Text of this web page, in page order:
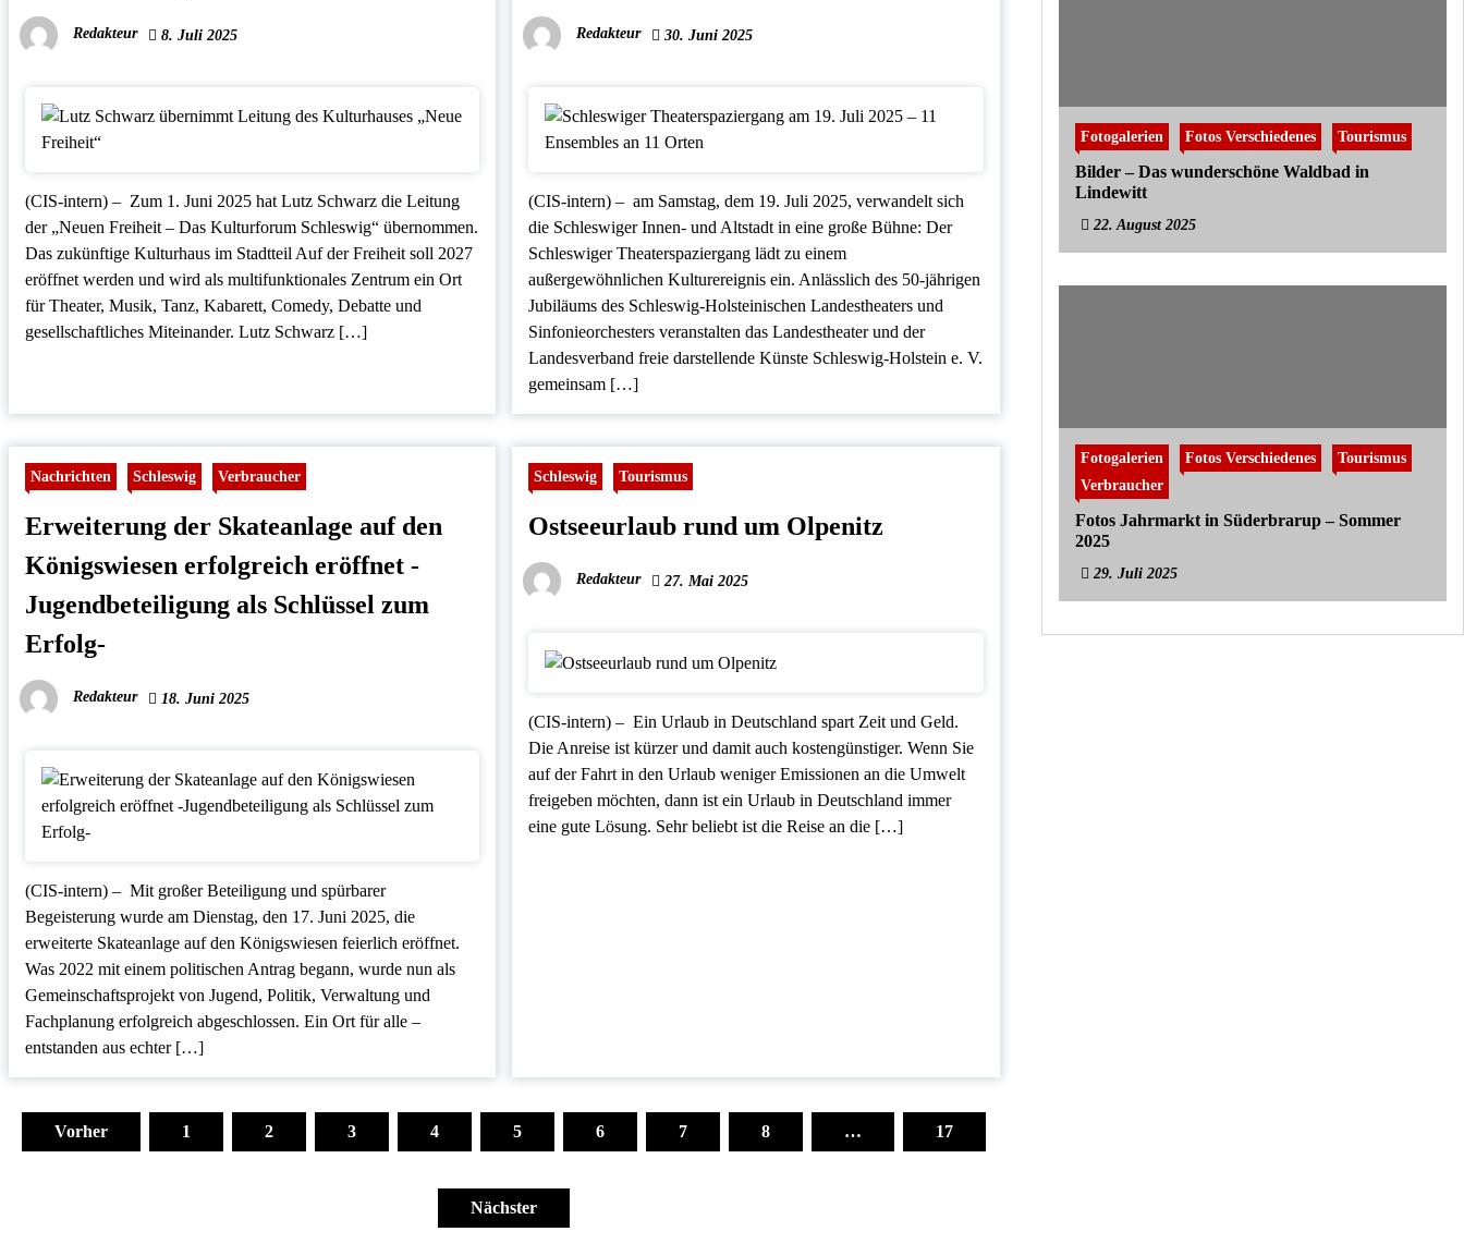
Redakteur 8. Juli 2025
(CIS-intern) – Zum 1. Juni 2025 hat Lutz Schwarz die Leitung
der „Neuen Freiheit – Das Kulturforum Schleswig“ übernommen.
Das zukünftige Kulturhaus im Stadtteil Auf der Freiheit soll 2027
eröffnet werden und wird als multifunktionales Zentrum ein Ort
für Theater, Musik, Tanz, Kabarett, Comedy, Debatte und
gesellschaftliches Miteinander. Lutz Schwarz […]
Redakteur 30. Juni 2025
(CIS-intern) – am Samstag, dem 19. Juli 2025, verwandelt sich
die Schleswiger Innen- und Altstadt in eine große Bühne: Der
Schleswiger Theaterspaziergang lädt zu einem
außergewöhnlichen Kulturereignis ein. Anlässlich des 50-jährigen
Jubiläums des Schleswig-Holsteinischen Landestheaters und
Sinfonieorchesters veranstalten das Landestheater und der
Landesverband freie darstellende Künste Schleswig-Holstein e. V.
gemeinsam […]
Nachrichten Schleswig Verbraucher
Erweiterung der Skateanlage auf den
Königswiesen erfolgreich eröffnet -
Jugendbeteiligung als Schlüssel zum
Erfolg-
Redakteur 18. Juni 2025
(CIS-intern) – Mit großer Beteiligung und spürbarer
Begeisterung wurde am Dienstag, den 17. Juni 2025, die
erweiterte Skateanlage auf den Königswiesen feierlich eröffnet.
Was 2022 mit einem politischen Antrag begann, wurde nun als
Gemeinschaftsprojekt von Jugend, Politik, Verwaltung und
Fachplanung erfolgreich abgeschlossen. Ein Ort für alle –
entstanden aus echter […]
Schleswig Tourismus
Ostseeurlaub rund um Olpenitz
Redakteur 27. Mai 2025
(CIS-intern) – Ein Urlaub in Deutschland spart Zeit und Geld.
Die Anreise ist kürzer und damit auch kostengünstiger. Wenn Sie
auf der Fahrt in den Urlaub weniger Emissionen an die Umwelt
freigeben möchten, dann ist ein Urlaub in Deutschland immer
eine gute Lösung. Sehr beliebt ist die Reise an die […]
Vorher 1 2 3 4 5 6 7 8 … 17
Nächster
Fotogalerien Fotos Verschiedenes Tourismus
Bilder – Das wunderschöne Waldbad in
Lindewitt
22. August 2025
Fotogalerien Fotos Verschiedenes
Tourismus
Verbraucher
Fotos Jahrmarkt in Süderbrarup – Sommer
2025
29. Juli 2025